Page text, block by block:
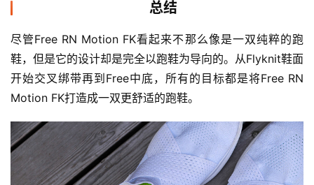
总结
尽管Free RN Motion FK看起来不那么像是一双纯粹的跑
鞋，但是它的设计却是完全以跑鞋为导向的。从Flyknit鞋面
开始交叉绑带再到Free中底，所有的目标都是将Free RN
Motion FK打造成一双更舒适的跑鞋。